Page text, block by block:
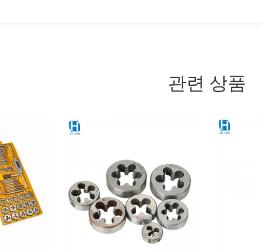
관련 상품